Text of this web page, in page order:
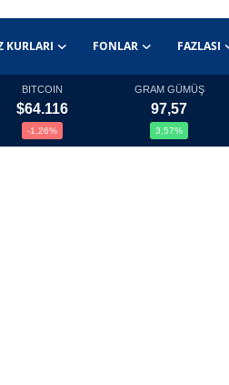
KURLARI FONLAR FAZLASI
BITCOIN
$64.116
-1,26%
GRAM GÜMÜŞ
97,57
3,57%